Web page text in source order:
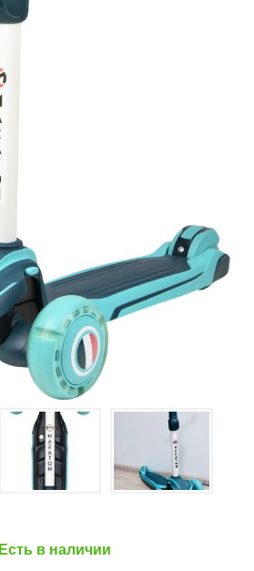
Есть в наличии